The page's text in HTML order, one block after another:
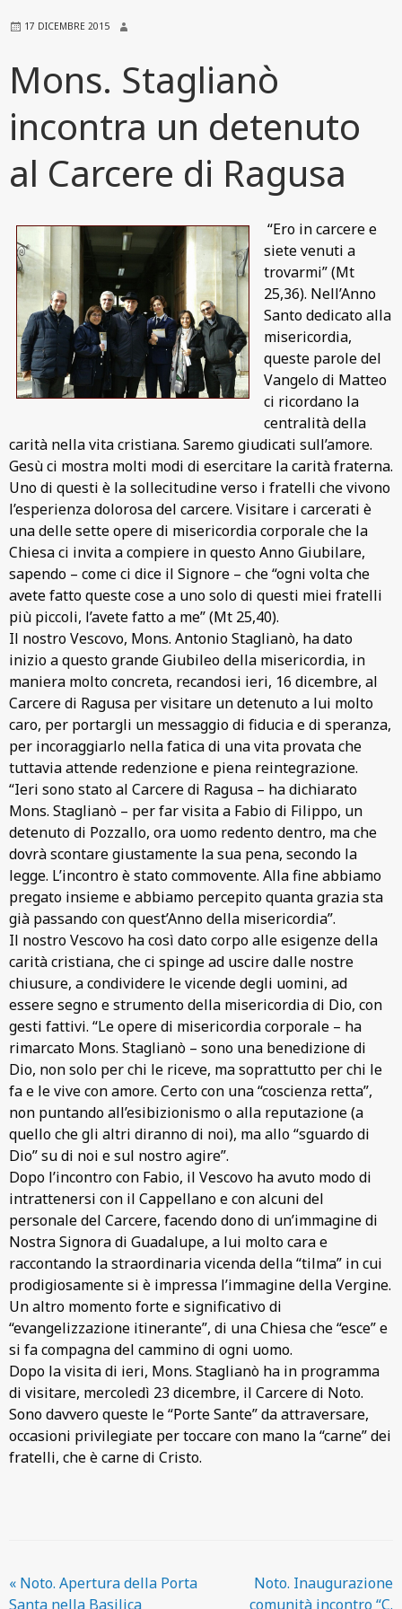
17 DICEMBRE 2015
Mons. Staglianò
incontra un detenuto
al Carcere di Ragusa
“Ero in carcere e
siete venuti a
trovarmi” (Mt
25,36). Nell’Anno
Santo dedicato alla
misericordia,
queste parole del
Vangelo di Matteo
ci ricordano la
centralità della
carità nella vita cristiana. Saremo giudicati sull’amore.
Gesù ci mostra molti modi di esercitare la carità fraterna.
Uno di questi è la sollecitudine verso i fratelli che vivono
l’esperienza dolorosa del carcere. Visitare i carcerati è
una delle sette opere di misericordia corporale che la
Chiesa ci invita a compiere in questo Anno Giubilare,
sapendo – come ci dice il Signore – che “ogni volta che
avete fatto queste cose a uno solo di questi miei fratelli
più piccoli, l’avete fatto a me” (Mt 25,40).
Il nostro Vescovo, Mons. Antonio Staglianò, ha dato
inizio a questo grande Giubileo della misericordia, in
maniera molto concreta, recandosi ieri, 16 dicembre, al
Carcere di Ragusa per visitare un detenuto a lui molto
caro, per portargli un messaggio di fiducia e di speranza,
per incoraggiarlo nella fatica di una vita provata che
tuttavia attende redenzione e piena reintegrazione.
“Ieri sono stato al Carcere di Ragusa – ha dichiarato
Mons. Staglianò – per far visita a Fabio di Filippo, un
detenuto di Pozzallo, ora uomo redento dentro, ma che
dovrà scontare giustamente la sua pena, secondo la
legge. L’incontro è stato commovente. Alla fine abbiamo
pregato insieme e abbiamo percepito quanta grazia sta
già passando con quest’Anno della misericordia”.
Il nostro Vescovo ha così dato corpo alle esigenze della
carità cristiana, che ci spinge ad uscire dalle nostre
chiusure, a condividere le vicende degli uomini, ad
essere segno e strumento della misericordia di Dio, con
gesti fattivi. “Le opere di misericordia corporale – ha
rimarcato Mons. Staglianò – sono una benedizione di
Dio, non solo per chi le riceve, ma soprattutto per chi le
fa e le vive con amore. Certo con una “coscienza retta”,
non puntando all’esibizionismo o alla reputazione (a
quello che gli altri diranno di noi), ma allo “sguardo di
Dio” su di noi e sul nostro agire”.
Dopo l’incontro con Fabio, il Vescovo ha avuto modo di
intrattenersi con il Cappellano e con alcuni del
personale del Carcere, facendo dono di un’immagine di
Nostra Signora di Guadalupe, a lui molto cara e
raccontando la straordinaria vicenda della “tilma” in cui
prodigiosamente si è impressa l’immagine della Vergine.
Un altro momento forte e significativo di
“evangelizzazione itinerante”, di una Chiesa che “esce” e
si fa compagna del cammino di ogni uomo.
Dopo la visita di ieri, Mons. Staglianò ha in programma
di visitare, mercoledì 23 dicembre, il Carcere di Noto.
Sono davvero queste le “Porte Sante” da attraversare,
occasioni privilegiate per toccare con mano la “carne” dei
fratelli, che è carne di Cristo.
« Noto. Apertura della Porta
Santa nella Basilica
Noto. Inaugurazione
comunità incontro “C.